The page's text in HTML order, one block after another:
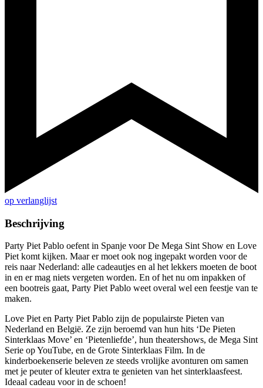
op verlanglijst
Beschrijving
Party Piet Pablo oefent in Spanje voor De Mega Sint Show en Love
Piet komt kijken. Maar er moet ook nog ingepakt worden voor de
reis naar Nederland: alle cadeautjes en al het lekkers moeten de boot
in en er mag niets vergeten worden. En of het nu om inpakken of
een bootreis gaat, Party Piet Pablo weet overal wel een feestje van te
maken.
Love Piet en Party Piet Pablo zijn de populairste Pieten van
Nederland en België. Ze zijn beroemd van hun hits ‘De Pieten
Sinterklaas Move’ en ‘Pietenliefde’, hun theatershows, de Mega Sint
Serie op YouTube, en de Grote Sinterklaas Film. In de
kinderboekenserie beleven ze steeds vrolijke avonturen om samen
met je peuter of kleuter extra te genieten van het sinterklaasfeest.
Ideaal cadeau voor in de schoen!